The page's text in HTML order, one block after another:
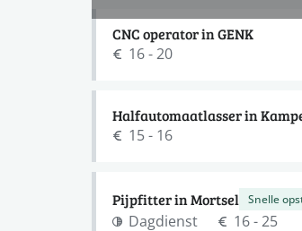
CNC operator in GENK
16 - 20
Halfautomaatlasser in
15 - 16
Pijpfitter in Mortsel Snelle
Dagdienst 16 - 25